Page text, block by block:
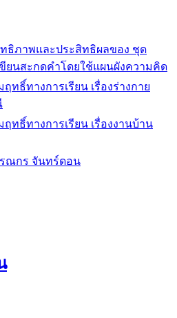
ธิภาพและประสิทธิผลของ ชุด
ยนสะกดคำโดยใช้แผนผังความคิด
ทธิ์ทางการเรียน เรื่องร่างกาย
ทธิ์ทางการเรียน เรื่องงานบ้าน
รณกร จันทร์ดอน